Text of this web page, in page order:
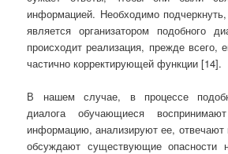
информацией. Необходимо
является организатором подобного
происходит реализация, прежде всего,
частично корректирующей функции [14].
В нашем случае, в процессе
диалога обучающиеся
информацию, анализируют ее, отвечают
обсуждают существующие опасности